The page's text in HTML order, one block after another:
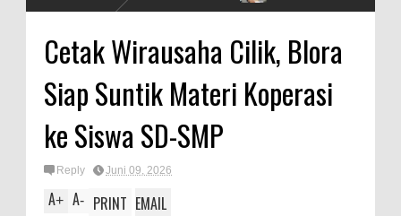
Cetak Wirausaha Cilik, Blora
Siap Suntik Materi Koperasi
ke Siswa SD-SMP
Reply Juni 09, 2026
A+ A- PRINT EMAIL